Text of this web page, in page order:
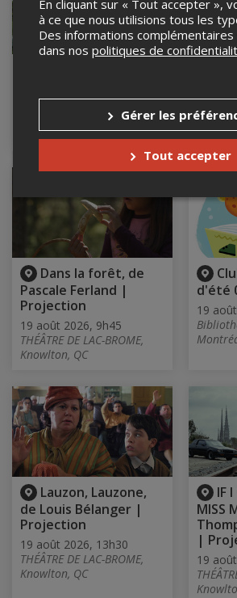
Le Terminal Comédie Club,
Montréal, QC
Dans la forêt, de
Pascale Ferland |
Projection
19 août 2026, 9h45
THÉÂTRE DE LAC-BROME,
Knowlton, QC
d'été
19
Lauzon, Lauzone,
de Louis Bélanger |
Projection
19 août 2026, 13h30
THÉÂTRE DE LAC-BROME,
Knowlton, QC
IF
MISS
|
19
En cliquant sur « Tout accepter »,
à ce que nous utilisions tous les
Des informations
dans nos politiques de
Gérer les
Tout accepter